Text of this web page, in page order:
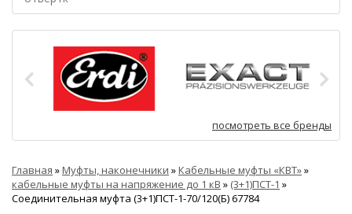
посмотреть все бренды
Главная »Муфты, наконечники »Кабельные муфты «КВТ»»
кабельные муфты на напряжение до 1 кВ » (3+1)ПСТ-1 »
Соединительная муфта (3+1)ПСТ-1-70/120(Б) 67784